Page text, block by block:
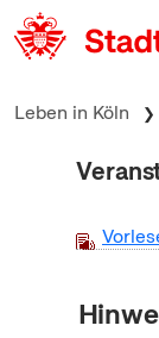
zum Inhalt springen
Leben in Köln